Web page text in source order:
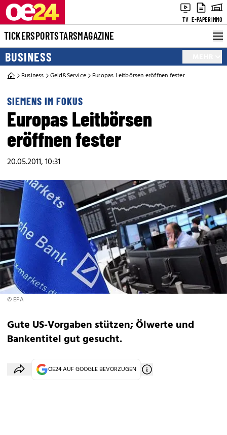
TV E-PAPERIMMO
TICKERSPORTSTARSMAGAZINE
BUSINESS
Business Geld&Service Europas Leitbörsen eröffnen fester
SIEMENS IM FOKUS
Europas Leitbörsen
eröffnen fester
20.05.2011, 10:31
© EPA
Gute US-Vorgaben stützen; Ölwerte und
Bankentitel gut gesucht.
OE24 AUF GOOGLE BEVORZUGEN